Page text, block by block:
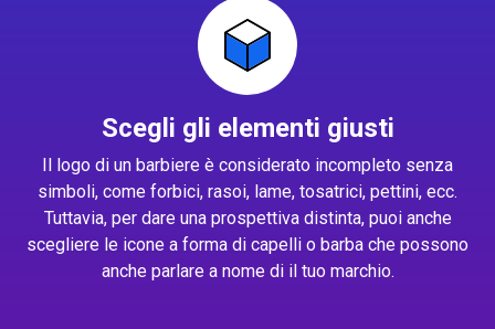
Scegli gli elementi giusti
Il logo di un barbiere è considerato incompleto senza
simboli, come forbici, rasoi, lame, tosatrici, pettini, ecc.
Tuttavia, per dare una prospettiva distinta, puoi anche
scegliere le icone a forma di capelli o barba che possono
anche parlare a nome di il tuo marchio.